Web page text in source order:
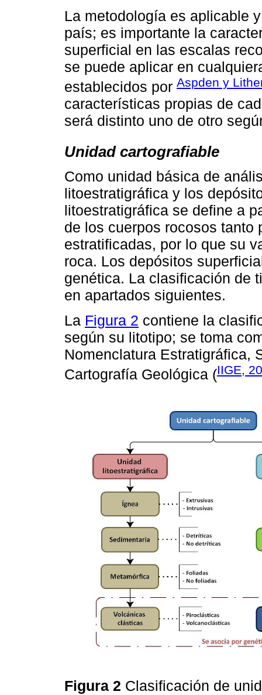
La metodología es aplicable
país; es importante la
superficial en las escalas
se puede aplicar en
establecidos por Aspden y
características propias de
será distinto uno de otro
Unidad cartografiable
Como unidad básica de
litoestratigráfica y los
litoestratigráfica se define a
de los cuerpos rocosos tanto
estratificadas, por lo que su
roca. Los depósitos
genética. La clasificación de
en apartados siguientes.
La Figura 2 contiene la
según su litotipo; se toma
Nomenclatura Estratigráfica,
Cartografía Geológica (IIGE,
Figura 2 Clasificación de